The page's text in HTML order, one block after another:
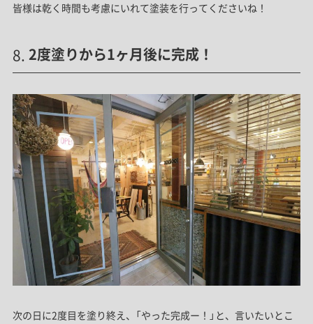
皆様は乾く時間も考慮にいれて塗装を行ってくださいね！
2度塗りから1ヶ月後に完成！
次の日に2度目を塗り終え、「やった完成ー！」と、言いたいとこ